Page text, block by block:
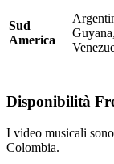
Sud
America
Disponibilità
I video musicali
Colombia.